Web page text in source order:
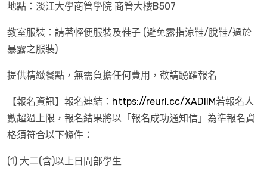
地點：淡江大學商管學院 商管大樓B507
教室服裝：請著輕便服裝及鞋子 (避免露指涼鞋/脫鞋/過於
暴露之服裝)
提供精緻餐點，無需負擔任何費用，敬請踴躍報名
【報名資訊】報名連結： https://reurl.cc/XADllM若報名人
數超過上限，報名結果將以「報名成功通知信」為準報名資
格須符合以下條件：
(1) 大二(含)以上日間部學生